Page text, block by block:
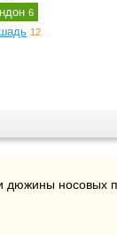
6
12
дюжины носовых